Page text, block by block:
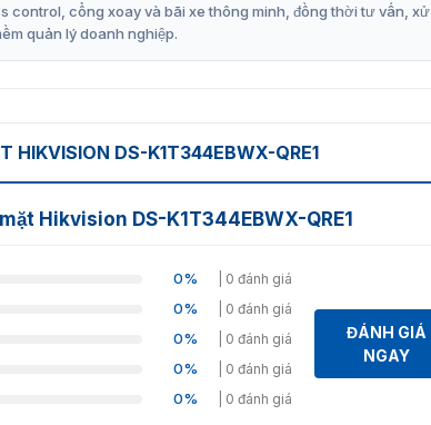
tích hợp để nhận diện các dấu hiệu gian lận và ngăn
hình ảnh 3D
cực kỳ cao
việc.
hãng máy chấm công DS-
suất và tính năng cực kỳ thông minh. Máy chấm công
control, cổng xoay và bãi xe thông minh, đồng thời tư vấn, xử
quản lý doanh nghiệp.
HIKVISION DS-K1T344EBWX-QRE1
Hikvision DS-K1T344EBWX-QRE1
0% | 0 đánh giá
0% | 0 đánh giá
0% | 0 đánh giá
0% | 0 đánh giá
0% | 0 đánh giá
ĐÁNH GIÁ
NGAY